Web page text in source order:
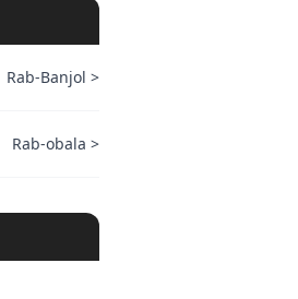
Rab-Banjol >
Rab-obala >